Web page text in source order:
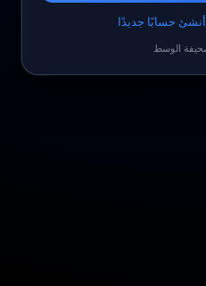
أنشئ حسابًا جديدًا